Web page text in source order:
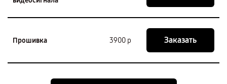
Прошивка 3900 р Заказать